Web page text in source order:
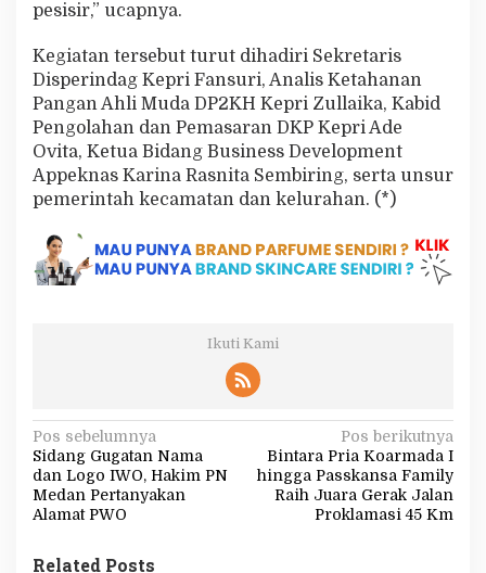
pesisir,” ucapnya.
Kegiatan tersebut turut dihadiri Sekretaris
Disperindag Kepri Fansuri, Analis Ketahanan
Pangan Ahli Muda DP2KH Kepri Zullaika, Kabid
Pengolahan dan Pemasaran DKP Kepri Ade
Ovita, Ketua Bidang Business Development
Appeknas Karina Rasnita Sembiring, serta unsur
pemerintah kecamatan dan kelurahan. (*)
Ikuti Kami
N
a
v
g
Pos sebelumnya
Sidang Gugatan Nama
dan Logo IWO, Hakim PN
Medan Pertanyakan
Alamat PWO
Pos berikutnya
Bintara Pria Koarmada I
hingga Passkansa Family
Raih Juara Gerak Jalan
Proklamasi 45 Km
Related Posts